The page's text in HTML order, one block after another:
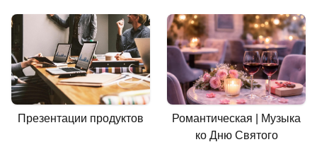
Презентации продуктов
Романтическая | Музыка
ко Дню Святого